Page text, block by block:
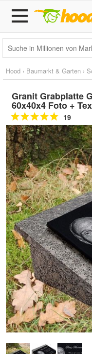
Hood › Baumarkt & Garten ›
Granit Grabplatte
60x40x4 Foto +
19